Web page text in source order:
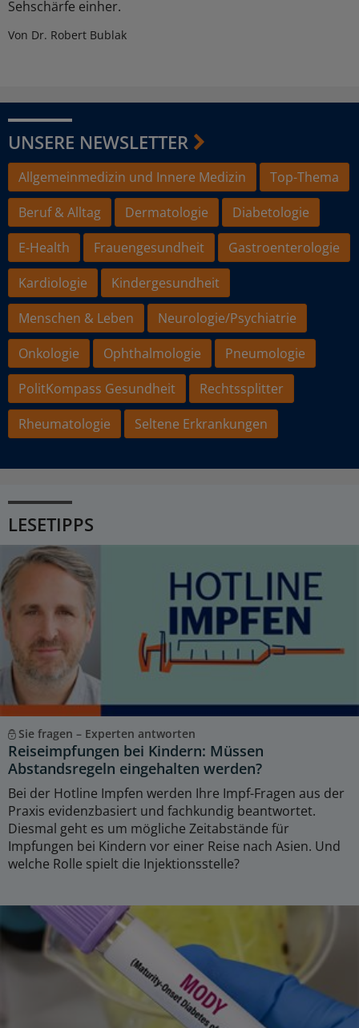
Sehschärfe einher.
Von Dr. Robert Bublak
UNSERE NEWSLETTER
Allgemeinmedizin und Innere Medizin
Top-Thema
Beruf & Alltag
Dermatologie
Diabetologie
E-Health
Frauengesundheit
Gastroenterologie
Kardiologie
Kindergesundheit
Menschen & Leben
Neurologie/Psychiatrie
Onkologie
Ophthalmologie
Pneumologie
PolitKompass Gesundheit
Rechtssplitter
Rheumatologie
Seltene Erkrankungen
LESETIPPS
Sie fragen – Experten antworten
Reiseimpfungen bei Kindern: Müssen
Abstandsregeln eingehalten werden?
Bei der Hotline Impfen werden Ihre Impf-Fragen aus der
Praxis evidenzbasiert und fachkundig beantwortet.
Diesmal geht es um mögliche Zeitabstände für
Impfungen bei Kindern vor einer Reise nach Asien. Und
welche Rolle spielt die Injektionsstelle?